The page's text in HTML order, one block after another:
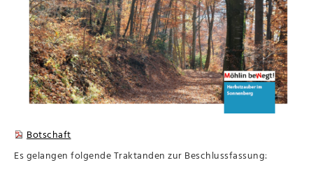
Botschaft
Es gelangen folgende Traktanden zur Beschlussfassung: